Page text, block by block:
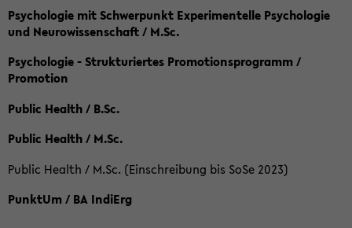
Psychologie mit Schwerpunkt Experimentelle Psychologie
und Neurowissenschaft / M.Sc.
Psychologie - Strukturiertes Promotionsprogramm /
Promotion
Public Health / B.Sc.
Public Health / M.Sc.
Public Health / M.Sc. (Einschreibung bis SoSe 2023)
PunktUm / BA IndiErg